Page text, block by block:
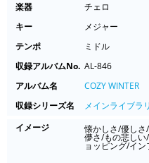
楽器
チェロ
キー
メジャー
テンポ
ミドル
収録アルバムNo. AL-846
アルバム名
COZY WINTER
収録シリーズ名
メインライブラ
イメージ
懐かしさ/優し
儚さ/もの悲し
ョッピング/イ